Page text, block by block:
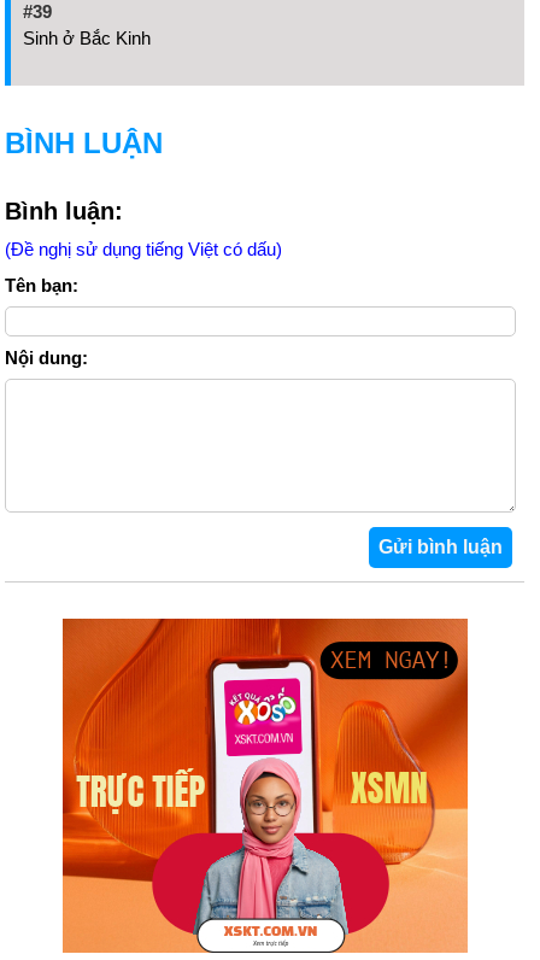
#39
Sinh ở Bắc Kinh
BÌNH LUẬN
Bình luận:
(Đề nghị sử dụng tiếng Việt có dấu)
Tên bạn:
Nội dung: